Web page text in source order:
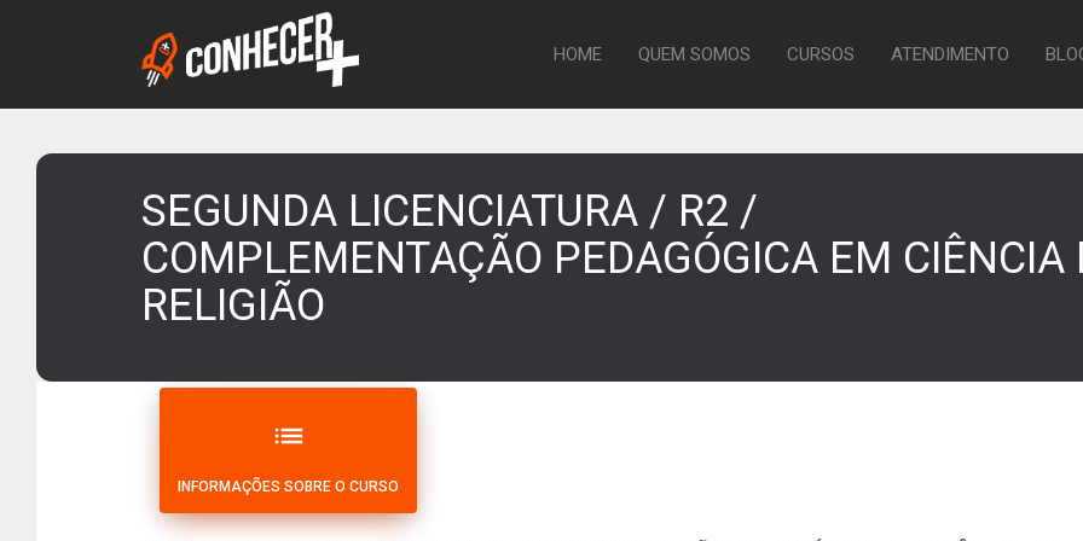
HOME QUEM SOMOS CURSOS ATENDIMENTO
SEGUNDA LICENCIATURA / R2 /
COMPLEMENTAÇÃO PEDAGÓGICA EM CIÊNCIA
RELIGIÃO
list
INFORMAÇÕES SOBRE O CURSO